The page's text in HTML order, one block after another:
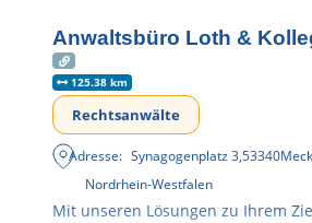
Anwaltsbüro Loth &
125.38 km
Rechtsanwälte
Adresse: Synagogenplatz 3,53340
Nordrhein-Westfalen
Mit unseren Lösungen zu Ihrem